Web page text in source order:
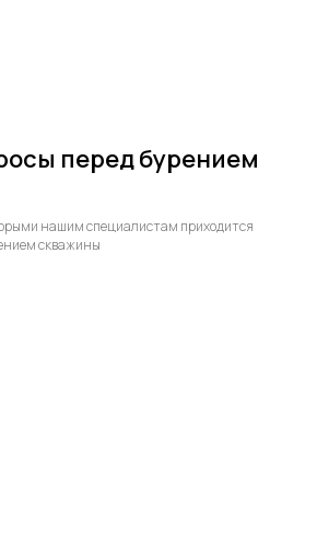
перед бурением
нашим специалистам приходится
скважины